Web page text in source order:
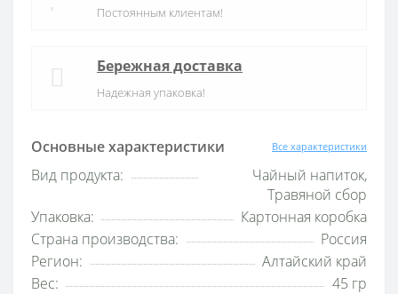
Основные характеристики Все характеристики
Вид продукта:
Чайный напиток,
Травяной сбор
Упаковка:
Картонная коробка
Страна производства:
Россия
Регион:
Алтайский край
Вес:
45 гр
Постоянным клиентам!
Бережная доставка
Надежная упаковка!